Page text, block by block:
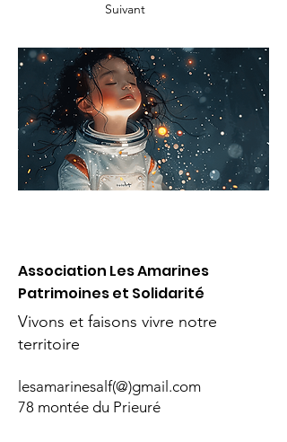
Suivant
Association Les Amarines
Patrimoines et Solidarité
Vivons et faisons vivre notre
territoire
lesamarinesalf(@)gmail.com
78 montée du Prieuré